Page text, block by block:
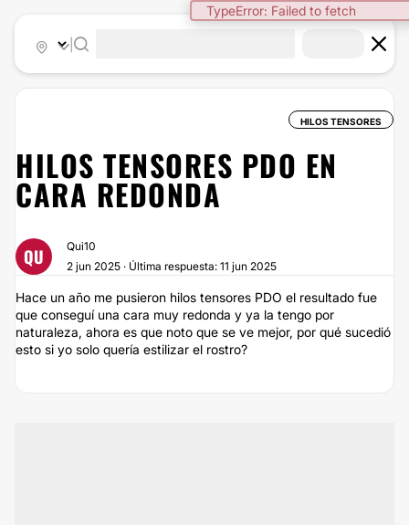
TypeError: Failed to fetch
HILOS TENSORES
HILOS TENSORES PDO EN
CARA REDONDA
QU
Qui10
2 jun 2025 · Última respuesta: 11 jun 2025
Hace un año me pusieron hilos tensores PDO el resultado fue
que conseguí una cara muy redonda y ya la tengo por
naturaleza, ahora es que noto que se ve mejor, por qué sucedió
esto si yo solo quería estilizar el rostro?